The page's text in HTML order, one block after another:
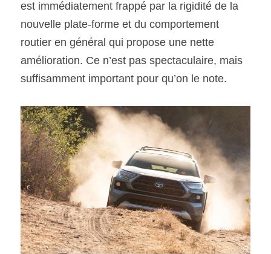
est immédiatement frappé par la rigidité de la
nouvelle plate-forme et du comportement
routier en général qui propose une nette
amélioration. Ce n’est pas spectaculaire, mais
suffisamment important pour qu’on le note.